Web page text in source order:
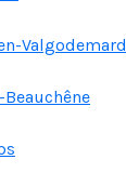
Valgodemard